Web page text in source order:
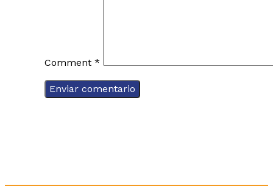
Comment *